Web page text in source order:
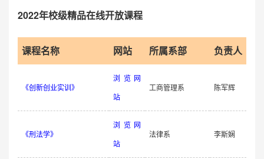
2022年校级精品在线开放课程
课程名称 网站 所属系部 负责人
《创新创业实训》
浏览网
站
工商管理系 陈军辉
《刑法学》
浏览网
站
法律系 李斯娴